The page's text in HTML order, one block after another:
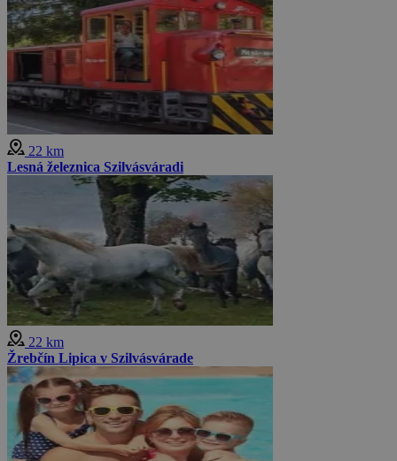
22 km
Lesná železnica Szilvásváradi
22 km
Žrebčín Lipica v Szilvásvárade